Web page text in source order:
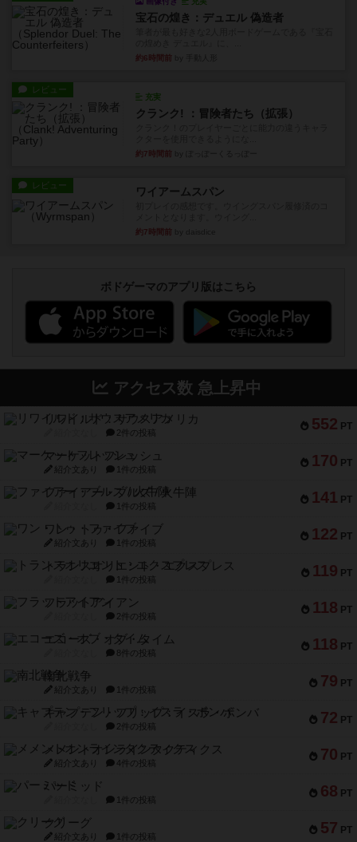
宝石の煌き：デュエル 偽造者
約6時間前
レビュー
充実
クランク! ：冒険者たち（拡張）
約7時間前
レビュー ワイアームスパン
約7時間前
ボドゲーマのアプリ版はこちら
アクセス数 急上昇中
552 PT
リワイルド：サウスアメリカ
2件の投稿
170 PT
マーケットフレッシュ
紹介文あり 1件の投稿
141 PT
ファイアー・ブルズ / 火牛陣
1件の投稿
122 PT
ワン・トゥ・ファイブ
紹介文あり 1件の投稿
119 PT
トランスオリエント・エクスプレス
1件の投稿
118 PT
フラットアイアン
2件の投稿
118 PT
エコーズ・オブ・タイム
8件の投稿
79 PT
南北戦争
紹介文あり 1件の投稿
72 PT
キャプテン・フリップ：イスラ・ボンバ
2件の投稿
70 PT
メメントオンラインタクティクス
紹介文あり 4件の投稿
68 PT
パーミッド
1件の投稿
57 PT
クリーグ
紹介文あり 1件の投稿